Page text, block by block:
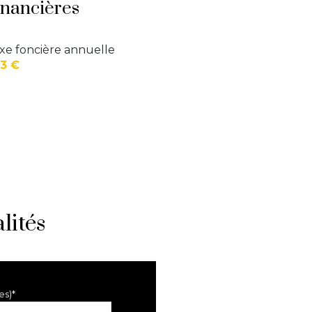
foncière annuelle
€